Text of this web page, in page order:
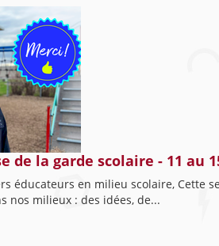
de la garde scolaire - 11 au
éducateurs en milieu scolaire,
nos milieux : des idées, de...